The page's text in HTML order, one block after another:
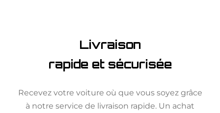
Livraison
rapide et sécurisée
Recevez votre voiture où que vous soyez grâce
à notre service de livraison rapide. Un achat